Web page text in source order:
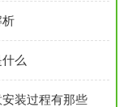
析
么
装过程有那些